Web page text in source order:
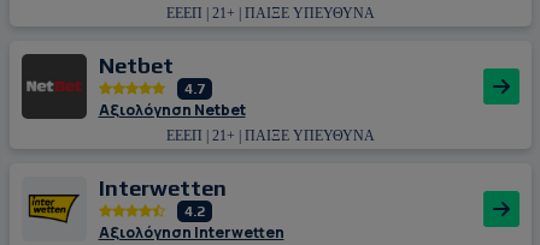
ΕΕΕΠ | 21+ | ΠΑΙΞΕ ΥΠΕΥΘΥΝΑ
Netbet
4.7
Αξιολόγηση Netbet
ΕΕΕΠ | 21+ | ΠΑΙΞΕ ΥΠΕΥΘΥΝΑ
Interwetten
4.2
Αξιολόγηση Interwetten